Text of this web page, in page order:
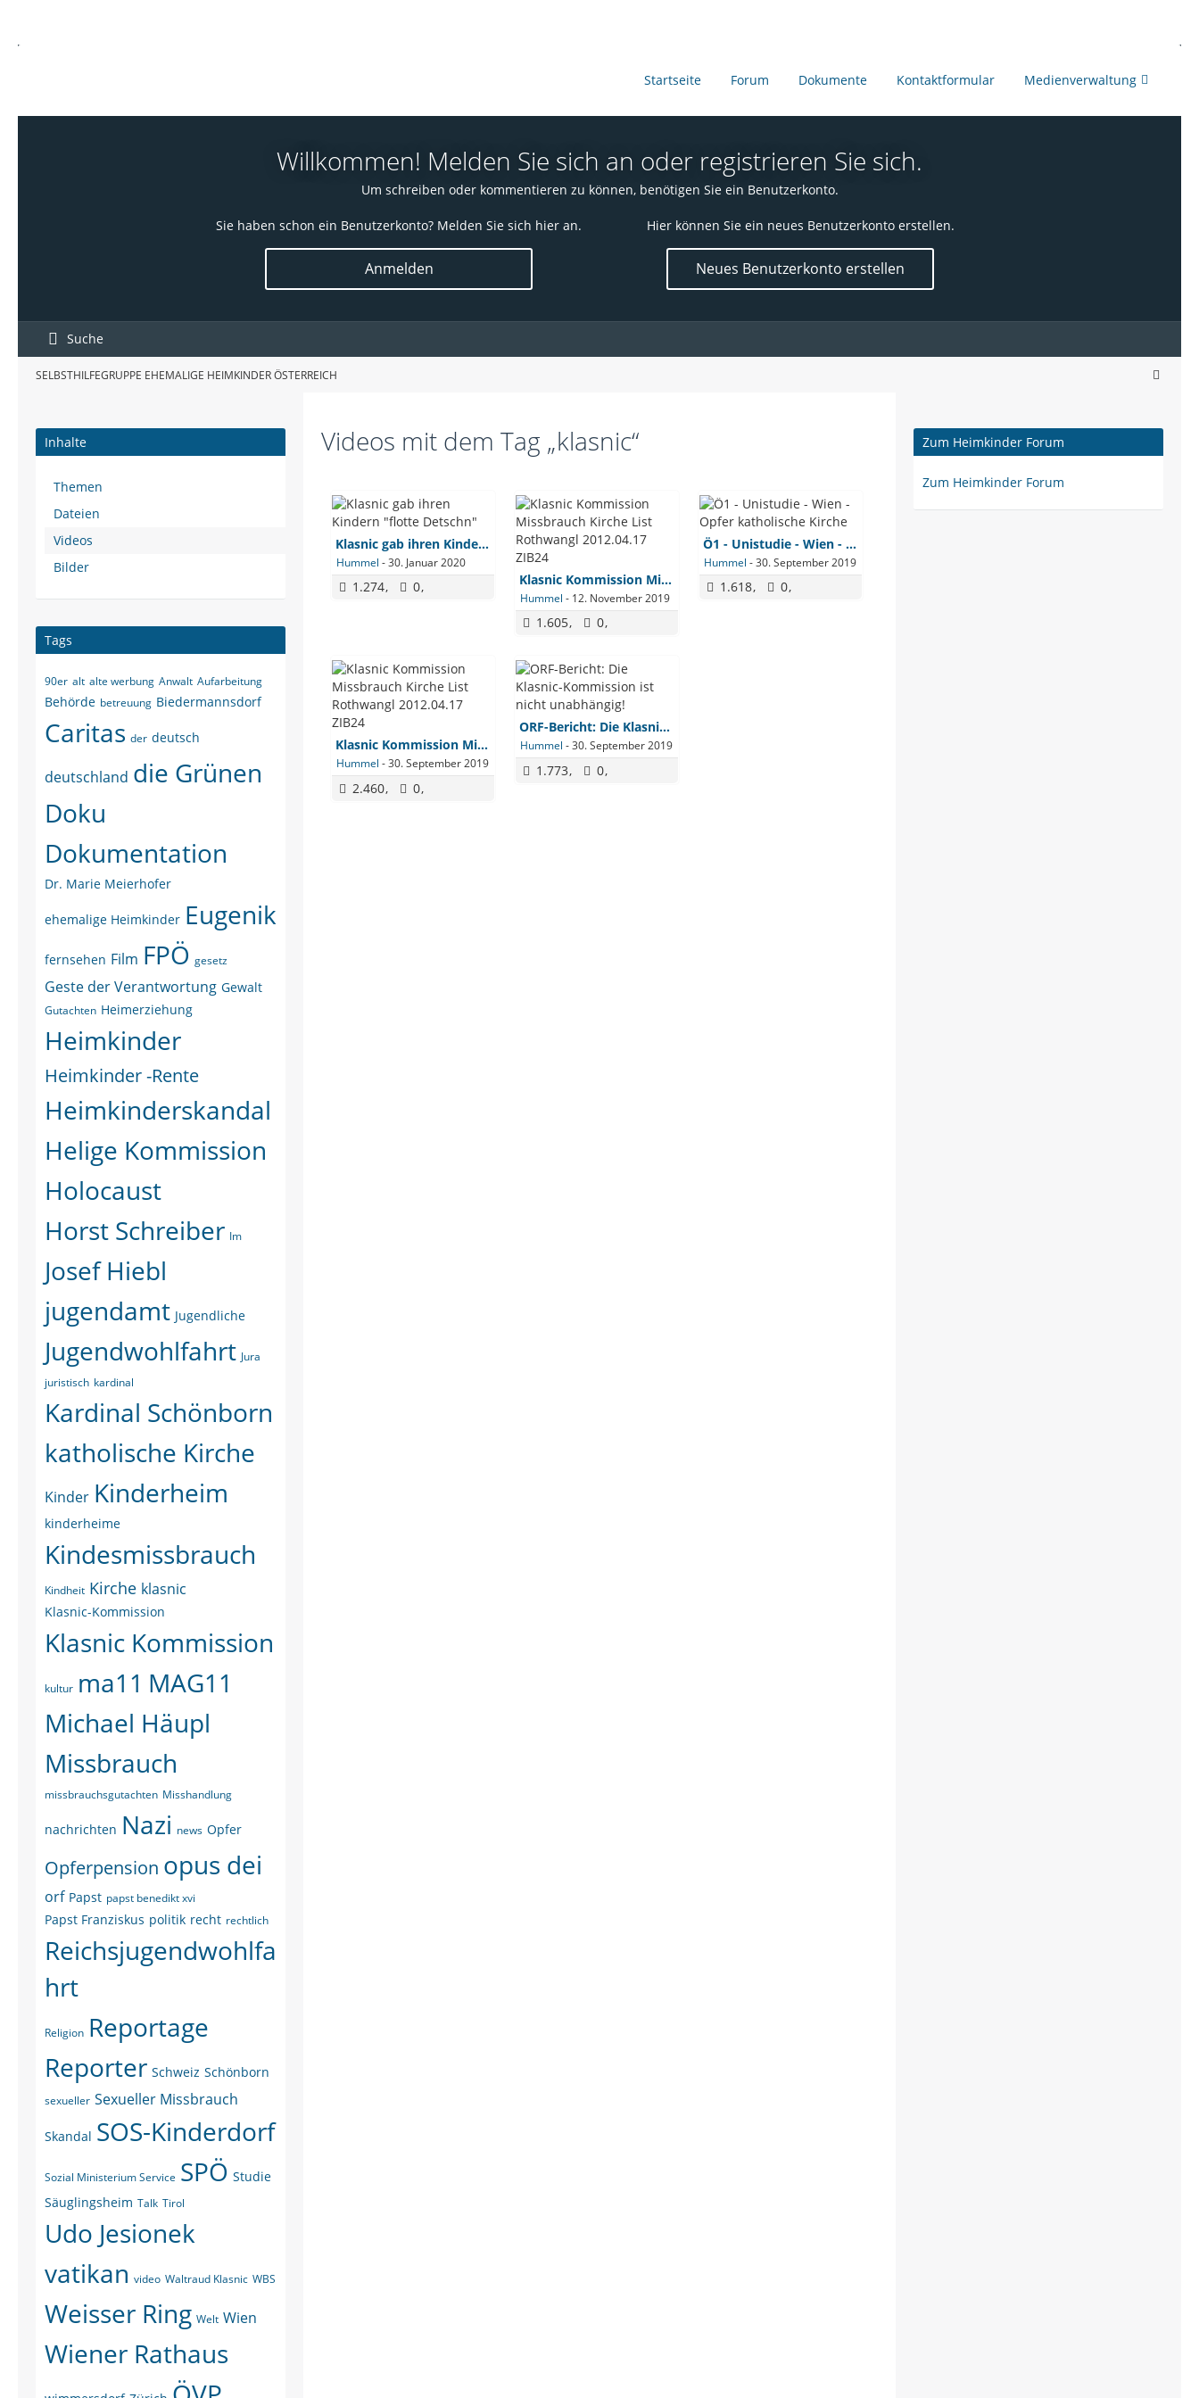
Startseite Forum Dokumente Kontaktformular Medienverwaltung
Willkommen! Melden Sie sich an oder registrieren Sie sich.
Um schreiben oder kommentieren zu können, benötigen Sie ein Benutzerkonto.
Sie haben schon ein Benutzerkonto? Melden Sie sich hier an.
Anmelden
Hier können Sie ein neues Benutzerkonto erstellen.
Neues Benutzerkonto erstellen
Suche
SELBSTHILFEGRUPPE EHEMALIGE HEIMKINDER ÖSTERREICH
Inhalte
Themen
Dateien
Videos
Bilder
Tags
90er alt alte werbung Anwalt Aufarbeitung
Behörde betreuung Biedermannsdorf
Caritas der deutsch
deutschland die Grünen
Doku
Dokumentation
Dr. Marie Meierhofer
ehemalige Heimkinder Eugenik
fernsehen Film FPÖ gesetz
Geste der Verantwortung Gewalt
Gutachten Heimerziehung
Heimkinder
Heimkinder -Rente
Heimkinderskandal
Helige Kommission
Holocaust
Horst Schreiber Im
Josef Hiebl
jugendamt Jugendliche
Jugendwohlfahrt Jura
juristisch kardinal
Kardinal Schönborn
katholische Kirche
Kinder Kinderheim
kinderheime
Kindesmissbrauch
Kindheit Kirche klasnic
Klasnic-Kommission
Klasnic Kommission
kultur ma11 MAG11
Michael Häupl
Missbrauch
missbrauchsgutachten Misshandlung
nachrichten Nazi news Opfer
Opferpension opus dei
orf Papst papst benedikt xvi
Papst Franziskus politik recht rechtlich
Reichsjugendwohlfa
hrt
Religion Reportage
Reporter Schweiz Schönborn
sexueller Sexueller Missbrauch
Skandal SOS-Kinderdorf
Sozial Ministerium Service SPÖ Studie
Säuglingsheim Talk Tirol
Udo Jesionek
vatikan video Waltraud Klasnic WBS
Weisser Ring Welt Wien
Wiener Rathaus
Videos mit dem Tag „klasnic“
Klasnic gab ihren Kindern "flotte Detschn"
Hummel -30. Januar 2020
1.274 0 Klasnic Kommission Missbrauch Kirche List Rothwangl 2012.04.17 ZIB24
Hummel - 12. November 2019
1.605 0
Ö1 - Unistudie - Wien - Opfer katholische Kirche
Hummel -30. September 2019
1.618 0
Klasnic Kommission Missbrauch Kirche List Rothwangl 2012.04.17 ZIB24
Hummel -30. September 2019
2.460 0
ORF-Bericht: Die Klasnic-Kommission ist nicht unabhängig!
Hummel -30. September 2019
1.773 0
Zum Heimkinder Forum
Zum Heimkinder Forum